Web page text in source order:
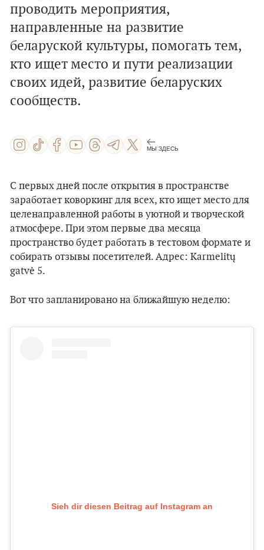
проводить мероприятия,
направленные на развитие
беларуской культуры, помогать тем,
кто ищет место и пути реализации
своих идей, развитие беларуских
сообществ.
МЫ ЗДЕСЬ
С первых дней после открытия в пространстве
заработает коворкинг для всех, кто ищет место для
целенаправленной работы в уютной и творческой
атмосфере. При этом первые два месяца
пространство будет работать в тестовом формате и
собирать отзывы посетителей. Адрес: Karmelitų
gatvė 5.
Вот что запланировано на ближайшую неделю:
Sieh dir diesen Beitrag auf Instagram an